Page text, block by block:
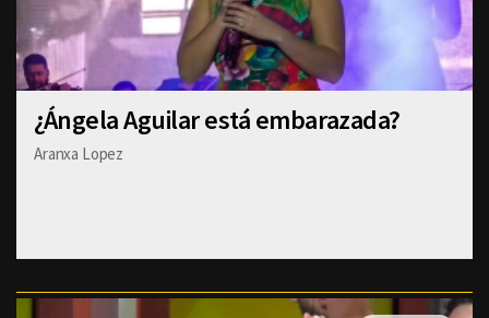
¿Ángela Aguilar está embarazada?
Aranxa Lopez